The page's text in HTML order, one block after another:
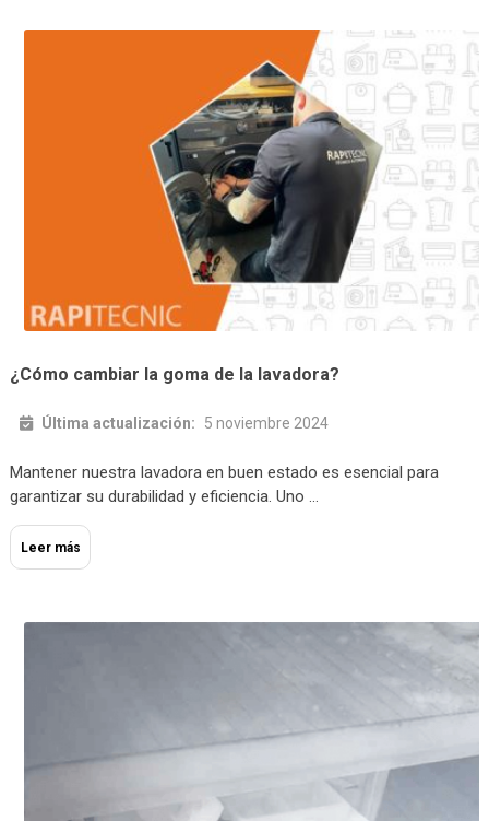
¿Cómo cambiar la goma de la lavadora?
Última actualización: 5 noviembre 2024
Mantener nuestra lavadora en buen estado es esencial para
garantizar su durabilidad y eficiencia. Uno …
Leer más